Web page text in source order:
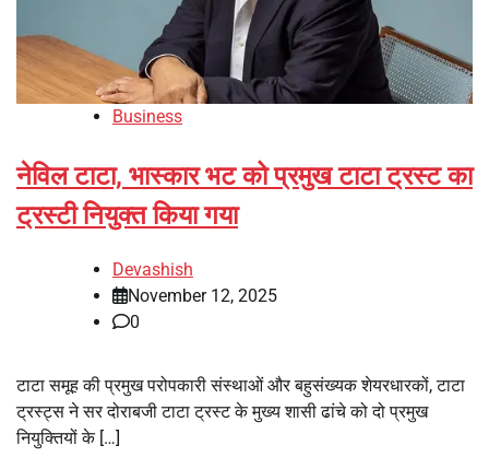
Business
नेविल टाटा, भास्कार भट को प्रमुख टाटा ट्रस्ट का
ट्रस्टी नियुक्त किया गया
Devashish
November 12, 2025
0
टाटा समूह की प्रमुख परोपकारी संस्थाओं और बहुसंख्यक शेयरधारकों, टाटा
ट्रस्ट्स ने सर दोराबजी टाटा ट्रस्ट के मुख्य शासी ढांचे को दो प्रमुख
नियुक्तियों के […]